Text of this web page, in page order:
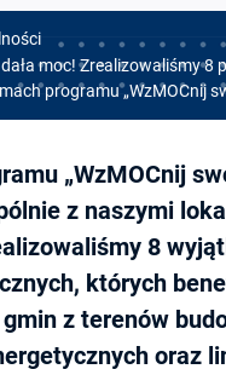
moc! Zrealizowaliśmy 8
programu „WzMOCnij
„WzMOCnij
z naszymi
8
których
z terenów
oraz